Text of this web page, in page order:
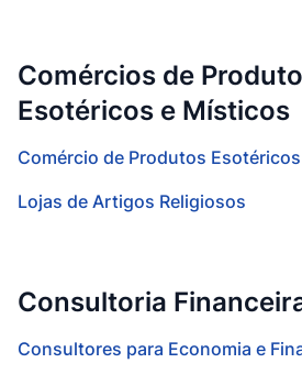
Comércios de
Esotéricos e Místicos
Comércio de Produtos
Lojas de Artigos Religiosos
Consultoria
Consultores para Economia e